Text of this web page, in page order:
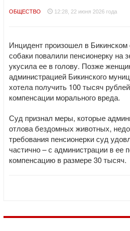
ОБЩЕСТВО 12:28, 22 июня 2026 года
Инцидент произошел в Бикинском
собаки повалили пенсионерку на
укусила ее в голову. Позже
администрацией Бикинского
хотела получить 100 тысяч
компенсации морального вреда.
Суд признал меры, которые
отлова бездомных животных,
требования пенсионерки суд
частично – с администрации в ее
компенсацию в размере 30 тысяч.